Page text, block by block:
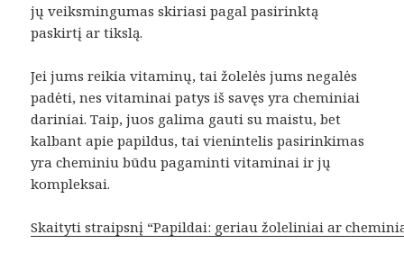
jų veiksmingumas skiriasi pagal pasirinktą
paskirtį ar tikslą.
Jei jums reikia vitaminų, tai žolelės jums negalės
padėti, nes vitaminai patys iš savęs yra cheminiai
dariniai. Taip, juos galima gauti su maistu, bet
kalbant apie papildus, tai vienintelis pasirinkimas
yra cheminiu būdu pagaminti vitaminai ir jų
kompleksai.
Skaityti straipsnį “Papildai: geriau žoleliniai ar